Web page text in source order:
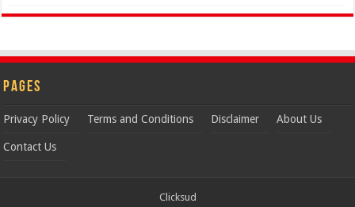
Pages
Privacy Policy Terms and Conditions Disclaimer About Us
Contact Us
Clicksud